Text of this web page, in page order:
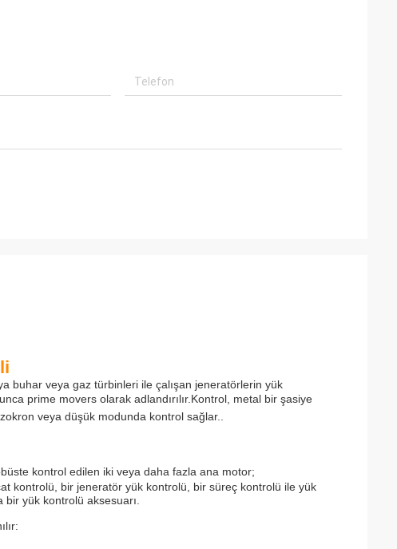
yapmaktan
buhar veya gaz türbinleri ile çalışan jeneratörlerin yük
prime movers olarak adlandırılır.Kontrol, metal bir şasiye
veya düşük modunda kontrol sağlar..
kontrol edilen iki veya daha fazla ana motor;
kontrolü, bir jeneratör yük kontrolü, bir süreç kontrolü ile yük
yük kontrolü aksesuarı.